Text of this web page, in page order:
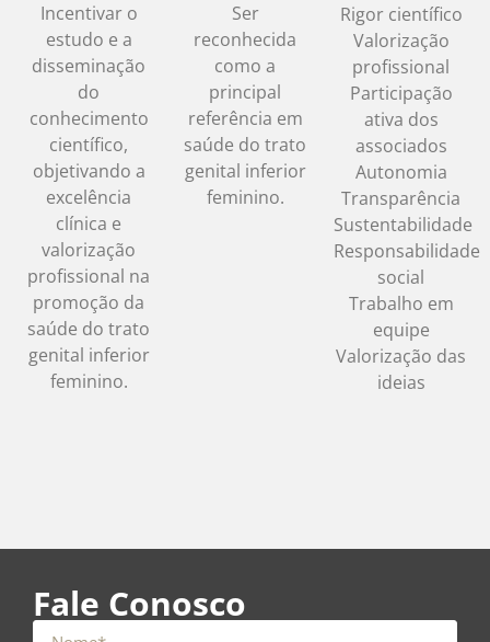
Incentivar o
estudo e a
disseminação
do
conhecimento
científico,
objetivando a
excelência
clínica e
valorização
profissional na
promoção da
saúde do trato
genital inferior
feminino.
Ser
reconhecida
como a
principal
referência em
saúde do trato
genital inferior
feminino.
Rigor científico
Valorização
profissional
Participação
ativa dos
associados
Autonomia
Transparência
Sustentabilidade
Responsabilidade
social
Trabalho em
equipe
Valorização das
ideias
Fale Conosco